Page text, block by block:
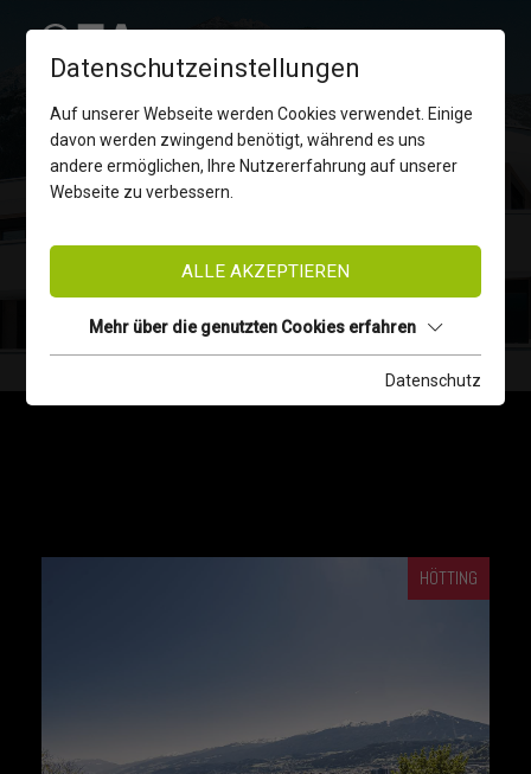
PRELOVED
HÖTTING
Datenschutzeinstellungen
Auf unserer Webseite werden Cookies verwendet. Einige
davon werden zwingend benötigt, während es uns
andere ermöglichen, Ihre Nutzererfahrung auf unserer
Webseite zu verbessern.
ALLE AKZEPTIEREN
Mehr über die genutzten Cookies erfahren
Datenschutz